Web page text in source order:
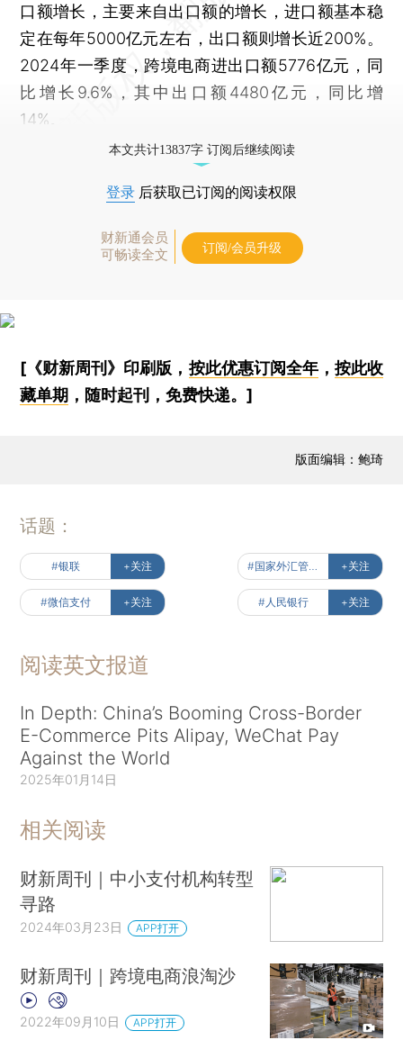
口额增长，主要来自出口额的增长，进口额基本稳
定在每年5000亿元左右，出口额则增长近200%。
2024年一季度，跨境电商进出口额5776亿元，同
比增长9.6%，其中出口额4480亿元，同比增
14%。
本文共计13837字 订阅后继续阅读
登录 后获取已订阅的阅读权限
财新通会员
可畅读全文
订阅/会员升级
[《财新周刊》印刷版， 按此优惠订阅全年， 按此收
藏单期 ，随时起刊，免费快递。]
版面编辑：鲍琦
话题：
#银联 +关注 #国家外汇管理局 +关注
#微信支付 +关注 #人民银行 +关注
阅读英文报道
In Depth: China’s Booming Cross-Border
E-Commerce Pits Alipay, WeChat Pay
Against the World
2025年01月14日
相关阅读
财新周刊｜中小支付机构转型
寻路
2024年03月23日 APP打开
财新周刊｜跨境电商浪淘沙
2022年09月10日 APP打开